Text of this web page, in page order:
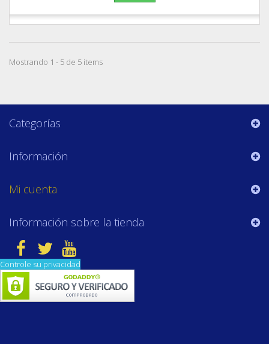
Mostrando 1 - 5 de 5 items
Categorías
Información
Mi cuenta
Información sobre la tienda
Controle su privacidad